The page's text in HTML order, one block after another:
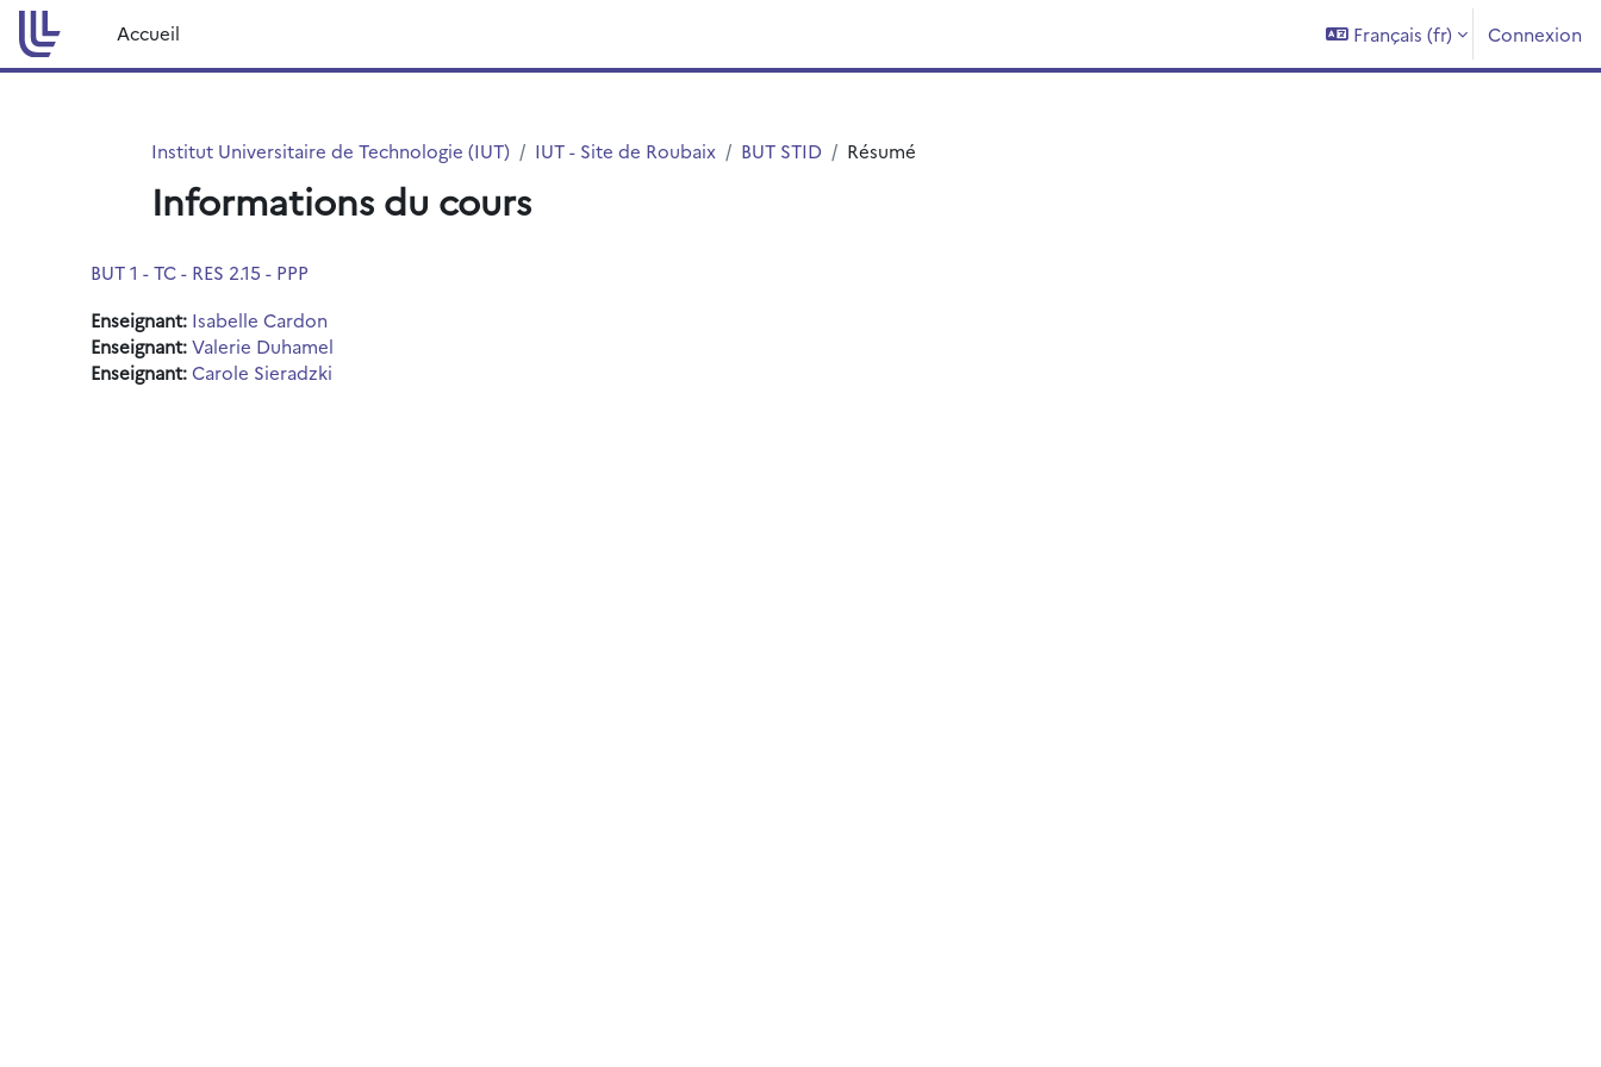
Passer au contenu principal
Accueil
Français ‎(fr)‎ Connexion
Institut Universitaire de Technologie (IUT) IUT - Site de Roubaix BUT STID Résumé
Informations du cours
BUT 1 - TC - RES 2.15 - PPP
Enseignant: Isabelle Cardon
Enseignant:Valerie Duhamel
Enseignant:Carole Sieradzki